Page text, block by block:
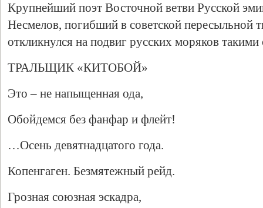
Крупнейший поэт Восточной ветви Русской
Несмелов, погибший в советской пересыльной
откликнулся на подвиг русских моряков такими
ТРАЛЬЩИК «КИТОБОЙ»
Это – не напыщенная ода,
Обойдемся без фанфар и флейт!
…Осень девятнадцатого года.
Копенгаген. Безмятежный рейд.
Грозная союзная эскадра,